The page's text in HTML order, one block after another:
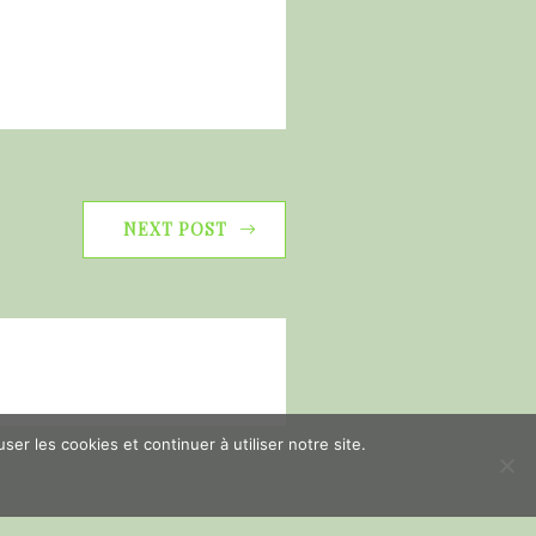
NEXT POST
les cookies et continuer à utiliser notre site.